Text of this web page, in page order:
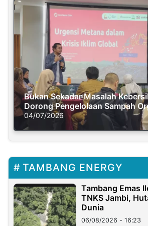
Bukan Sekadar Masalah
Dorong Pengelolaan Sampah
Solusi Krisis Iklim
04/07/2026
TAMBANG ENERGY
Tambang Emas
TNKS Jambi,
Dunia
06/08/2026 - 16:23